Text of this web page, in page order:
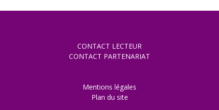
CONTACT LECTEUR
CONTACT PARTENARIAT
Mentions légales
Plan du site